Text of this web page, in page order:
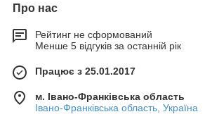
Про нас
Рейтинг не сформований
Менше 5 відгуків за останній рік
Працює з 25.01.2017
м. Івано-Франківська область
Івано-Франківська область, Україна